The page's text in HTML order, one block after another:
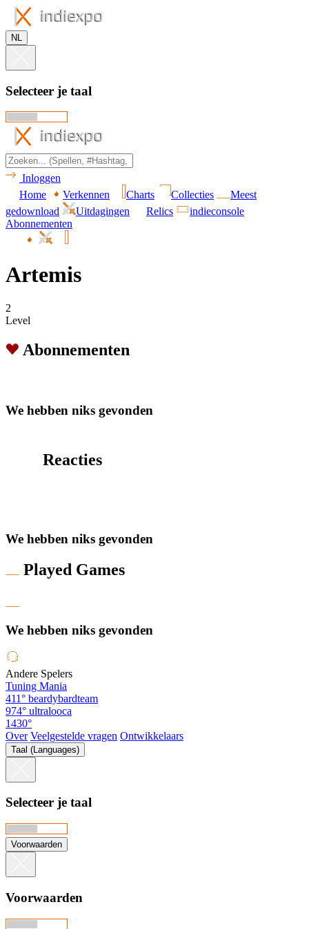
NL
Selecteer je taal
Inloggen
Home
Verkennen Charts Collecties
Meest
gedownload
Uitdagingen Relics
indieconsole
Abonnementen
Artemis
2
Level
Abonnementen
We hebben niks gevonden
Reacties
We hebben niks gevonden
Played Games
We hebben niks gevonden
Andere Spelers
Tuning Mania
411° beardybardteam
974° ultralooca
1430°
Over Veelgestelde vragen Ontwikkelaars
Taal (Languages)
Selecteer je taal
Voorwaarden
Voorwaarden